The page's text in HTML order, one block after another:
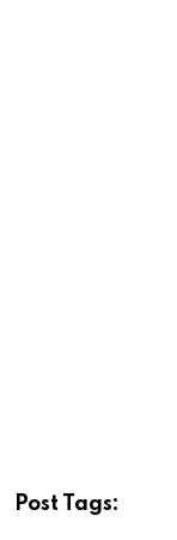
Post Tags: